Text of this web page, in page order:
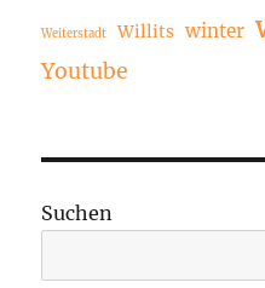
Weiterstadt Willits winter
Youtube
Suchen